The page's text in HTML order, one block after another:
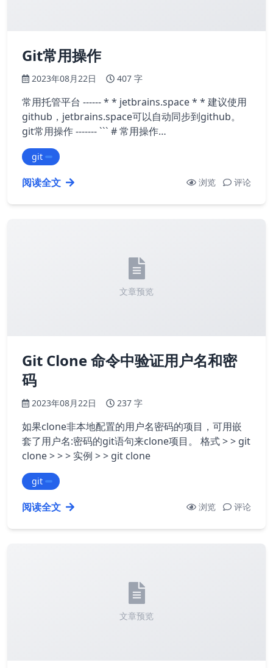
Git常用操作
2023年08月22日 407 字
常用托管平台 ------ * * jetbrains.space * * 建议使用
github，jetbrains.space可以自动同步到github。
git常用操作 ------- ``` # 常用操作…
git
阅读全文 浏览 评论
文章预览
Git Clone 命令中验证用户名和密
码
2023年08月22日 237 字
如果clone非本地配置的用户名密码的项目，可用嵌
套了用户名:密码的git语句来clone项目。 格式 > > git
clone
> > > 实例 > > git clone
git
阅读全文 浏览 评论
文章预览